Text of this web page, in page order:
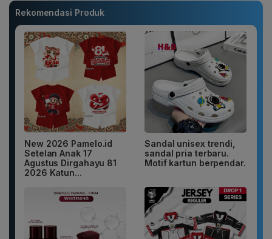
Rekomendasi Produk
New 2026 Pamelo.id
Setelan Anak 17
Agustus Dirgahayu 81
2026 Katun...
Sandal unisex trendi,
sandal pria terbaru.
Motif kartun berpendar.